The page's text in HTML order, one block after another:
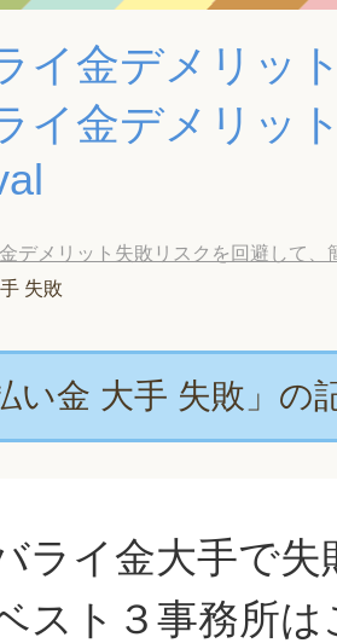
イ金デメリッ
イ金デメリッ
デメリット失敗リスクを回避して
失敗
い金 大手 失敗」の
ライ金大手で
スト３事務所は